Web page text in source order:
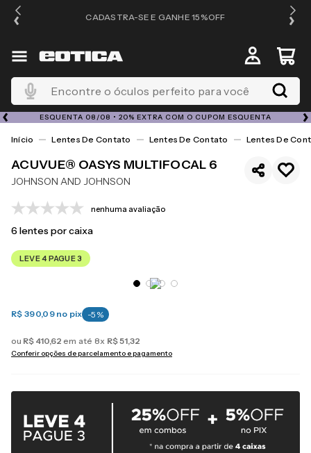
CADASTRA-SE E GANHE 15%OFF
Encontre o óculos perfeito para você
ESQUENTA 08/08 • 20% EXTRA COM O CUPOM ESQUENTA
Lentes De Contato Lentes De Contato Lentes De
ACUVUE® OASYS MULTIFOCAL 6
JOHNSON AND JOHNSON
nenhuma avaliação
6 lentes por caixa
LEVE 4 PAGUE 3
R$ 390,09 no pix -5 %
ou R$ 410,62 em até 8x R$51,32
Conferir opções de parcelamento e pagamento